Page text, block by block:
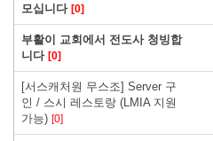
모십니다 [0]
부활이 교회에서 전도사 청빙합
니다 [0]
[서스캐처원 무스조] Server 구
인 / 스시 레스토랑 (LMIA 지원
가능) [0]